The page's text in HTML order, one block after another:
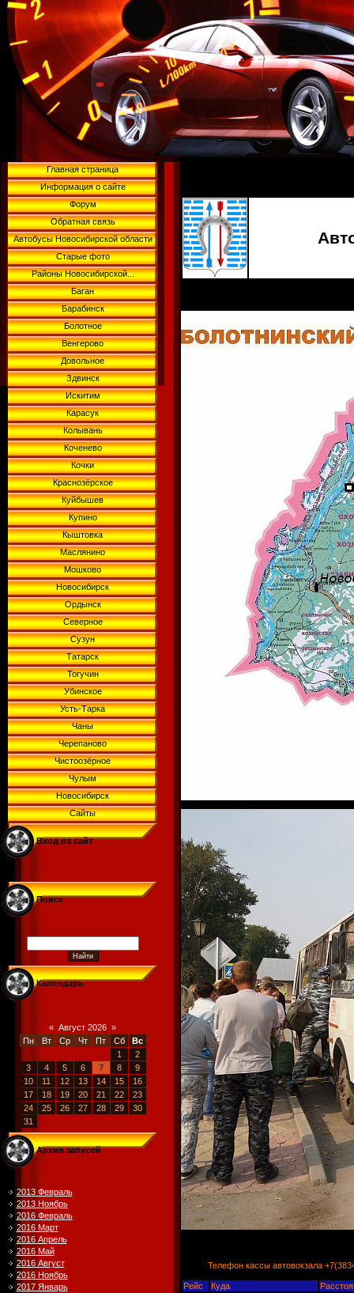
Главная страница
Информация о сайте
Форум
Обратная связь
Автобусы Новосибирской области
Старые фото
Районы Новосибирской...
Баган
Барабинск
Болотное
Венгерово
Довольное
Здвинск
Искитим
Карасук
Колывань
Коченево
Кочки
Краснозёрское
Куйбышев
Купино
Кыштовка
Маслянино
Мошково
Новосибирск
Ордынск
Северное
Сузун
Татарск
Тогучин
Убинское
Усть-Тарка
Чаны
Черепаново
Чистоозёрное
Чулым
Новосибирск
Сайты
Вход на сайт
Поиск
Календарь
« Август 2026 »
Пн
Вт Ср Чт Пт Сб
Вс
1
2
3
4 5 6 7 8
9
10
11 12 13 14 15
16
17
18 19 20 21 22
23
24
25 26 27 28 29
30
31
Архив записей
2013 Февраль
2013 Ноябрь
2016 Февраль
2016 Март
2016 Апрель
2016 Май
2016 Август
2016 Ноябрь
2017 Январь
Телефон кассы автовокзала
Рейс Куда